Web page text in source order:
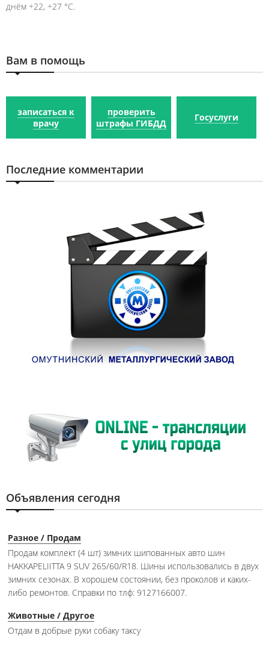
днём +22, +27 °C.
Вам в помощь
записаться к
врачу
проверить
штрафы ГИБДД
Госуслуги
Последние комментарии
Объявления сегодня
Разное / Продам
Продам комплект (4 шт) зимних шипованных авто шин
HAKKAPELIITTA 9 SUV 265/60/R18. Шины использовались в двух
зимних сезонах. В хорошем состоянии, без проколов и каких-
либо ремонтов. Справки по тлф: 9127166007.
Животные / Другое
Отдам в добрые руки собаку таксу